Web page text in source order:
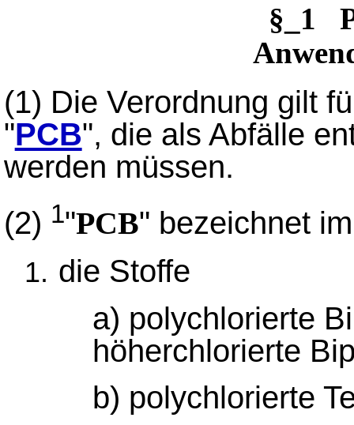
§_1
(1) Die Verordnung gilt
"PCB", die als Abfälle
werden müssen.
(2) 1"PCB" bezeichnet
die Stoffe
a) polychlorierte
höherchlorierte
b) polychlorierte